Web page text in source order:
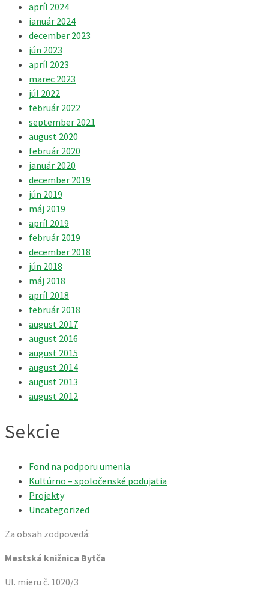
apríl 2024
január 2024
december 2023
jún 2023
apríl 2023
marec 2023
júl 2022
február 2022
september 2021
august 2020
február 2020
január 2020
december 2019
jún 2019
máj 2019
apríl 2019
február 2019
december 2018
jún 2018
máj 2018
apríl 2018
február 2018
august 2017
august 2016
august 2015
august 2014
august 2013
august 2012
Sekcie
Fond na podporu umenia
Kultúrno – spoločenské podujatia
Projekty
Uncategorized
Za obsah zodpovedá:
Mestská knižnica Bytča
Ul. mieru č. 1020/3